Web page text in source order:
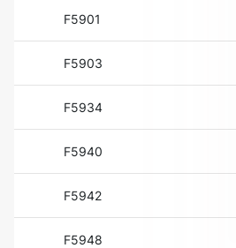
F5901
F5903
F5934
F5940
F5942
F5948